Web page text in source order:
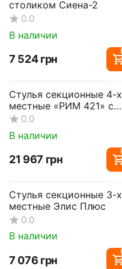
столиком Сиена-2
0.0
В наличии
‍7 524‍ грн
Стулья секционные 4-х
местные «РИМ 421» с
мягкими накладками
0.0
В наличии
‍21 967‍ грн
Стулья секционные 3-х
местные Элис Плюс
0.0
В наличии
‍7 076‍ грн